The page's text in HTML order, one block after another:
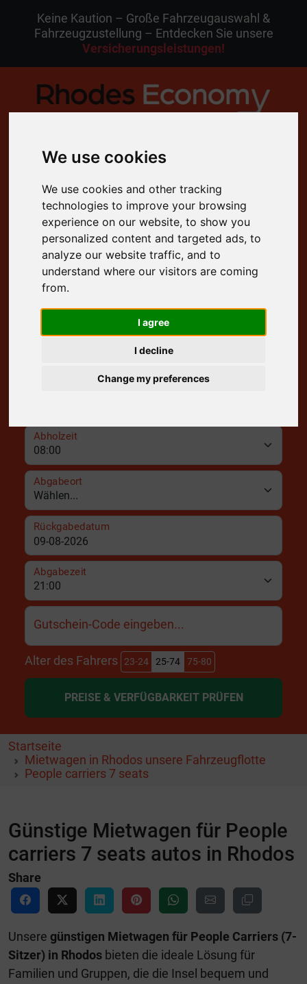
Keine Kaution – Große Fahrzeugauswahl &
Fahrzeugzustellung – Entdecken Sie unsere
Versicherungsleistungen!
DE Meine Buchung
4.8 Bewertung auf Google
Kostenlose Stornierung
24/7 Kundenservice
Kostenlose Lieferung an Ihre Tür
Abholzeit
Abgabeort
Rückgabedatum
Abgabezeit
Gutschein-Code eingeben...
Alter des Fahrers 23-24 25-74 75-80
PREISE & VERFÜGBARKEIT PRÜFEN
Startseite
Mietwagen in Rhodos unsere Fahrzeugflotte
People carriers 7 seats
Günstige Mietwagen für People
carriers 7 seats autos in Rhodos
Share
Unsere günstigen Mietwagen für People Carriers (7-
Sitzer) in Rhodos bieten die ideale Lösung für
Familien und Gruppen, die die Insel bequem und
We use cookies
We use cookies and other tracking
technologies to improve your browsing
experience on our website, to show you
personalized content and targeted ads, to
analyze our website traffic, and to
understand where our visitors are coming
from.
I agree
I decline
Change my preferences